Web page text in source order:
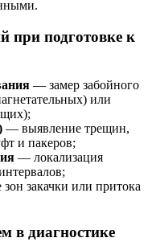
при подготовке к
— замер забойного
или
— выявление трещин,
и пакеров;
— локализация
закачки или притока
в диагностике